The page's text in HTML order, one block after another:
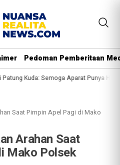
Pedoman Pemberitaan
Aparat Punya Hati Nurani
Saat Pimpin Apel Pagi di Mako
Arahan Saat
Mako Polsek